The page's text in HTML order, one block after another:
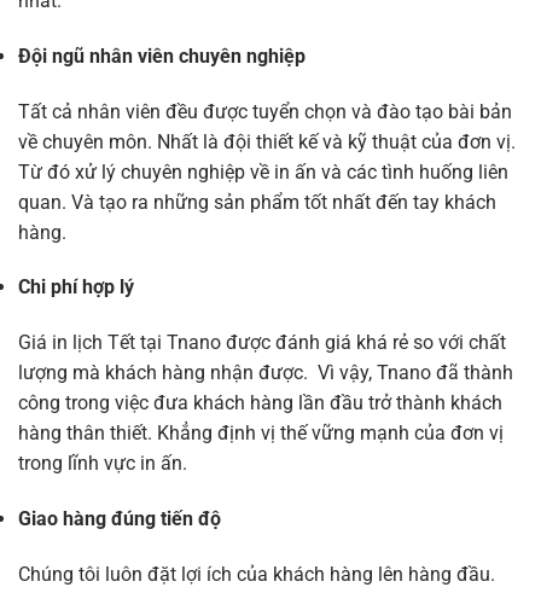
Đội ngũ nhân viên chuyên nghiệp
Tất cả nhân viên đều được tuyển chọn và đào tạo bài bản
về chuyên môn. Nhất là đội thiết kế và kỹ thuật của đơn vị.
Từ đó xử lý chuyên nghiệp về in ấn và các tình huống liên
quan. Và tạo ra những sản phẩm tốt nhất đến tay khách
hàng.
Chi phí hợp lý
Giá in lịch Tết tại Tnano được đánh giá khá rẻ so với chất
lượng mà khách hàng nhận được. Vì vậy, Tnano đã thành
công trong việc đưa khách hàng lần đầu trở thành khách
hàng thân thiết. Khẳng định vị thế vững mạnh của đơn vị
trong lĩnh vực in ấn.
Giao hàng đúng tiến độ
Chúng tôi luôn đặt lợi ích của khách hàng lên hàng đầu.